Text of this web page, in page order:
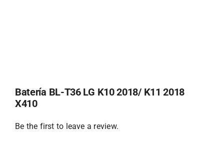
Batería BL-T36 LG K10 2018/ K11 2018
X410
Be the first to leave a review.